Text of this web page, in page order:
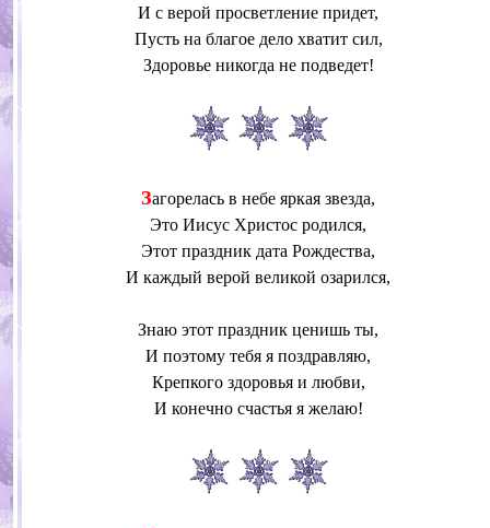
И с верой просветление придет,
Пусть на благое дело хватит сил,
Здоровье никогда не подведет!
Загорелась в небе яркая звезда,
Это Иисус Христос родился,
Этот праздник дата Рождества,
И каждый верой великой озарился,
Знаю этот праздник ценишь ты,
И поэтому тебя я поздравляю,
Крепкого здоровья и любви,
И конечно счастья я желаю!